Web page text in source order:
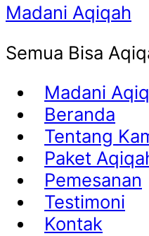
Madani Aqiqah
Semua Bisa
Madani
Beranda
Tentang
Paket
Pemesanan
Testimoni
Kontak